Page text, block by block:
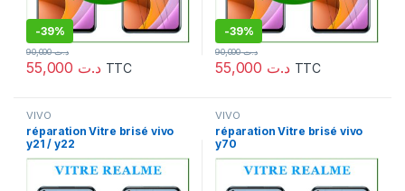
-39%
د.ت
د.ت90,000
TTC
-39%
د.ت
د.ت90,000
TTC
VIVO
réparation Vitre brisé vivo
y21 / y22
VIVO
réparation Vitre brisé vivo
y70